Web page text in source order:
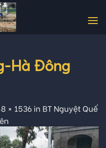
Hà Đông
× 1536 in BT Nguyệt Quế